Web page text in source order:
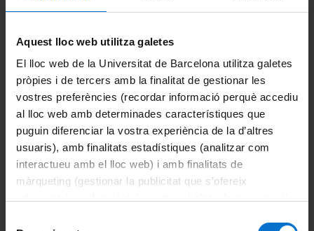
Aquest lloc web utilitza galetes
El lloc web de la Universitat de Barcelona utilitza galetes
pròpies i de tercers amb la finalitat de gestionar les
vostres preferències (recordar informació perquè accediu
al lloc web amb determinades característiques que
puguin diferenciar la vostra experiència de la d’altres
usuaris), amb finalitats estadístiques (analitzar com
interactueu amb el lloc web) i amb finalitats de
màrqueting (gestionar la publicitat que s’ofereix
280392 - Modelat
del 8 de febrer al 24 de maig de 2027
Dilluns de 17:30h a 19:30h.
106 (edifici principal)
Més informació
Lloc: Facultat de Belles Arts